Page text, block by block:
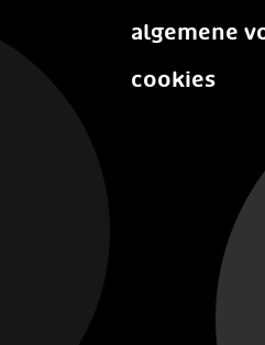
algemene
cookies